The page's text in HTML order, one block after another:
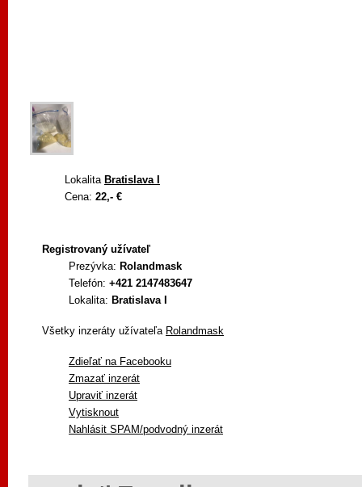
Lokalita Bratislava I
Cena: 22,- €
Registrovaný užívateľ
Prezývka: Rolandmask
Telefón: +421 2147483647
Lokalita: Bratislava I
Všetky inzeráty užívateľa Rolandmask
Zdieľať na Facebooku
Zmazať inzerát
Upraviť inzerát
Vytisknout
Nahlásit SPAM/podvodný inzerát